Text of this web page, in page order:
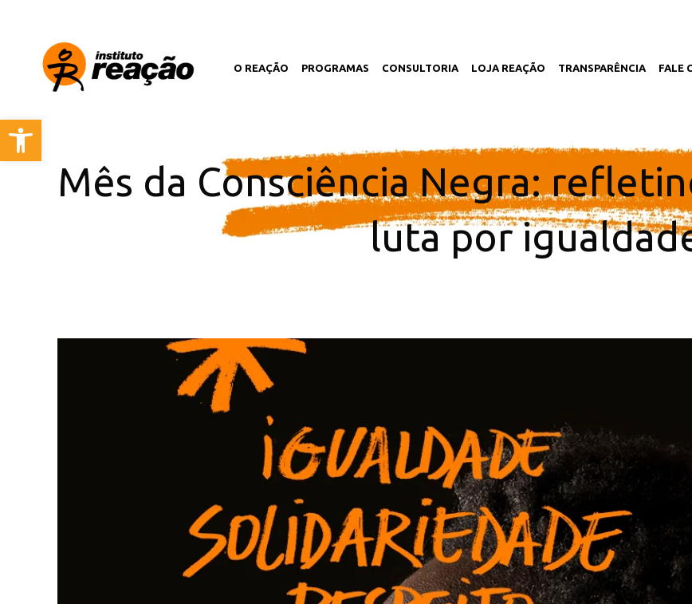
Open toolbar
O REAÇÃO PROGRAMAS CONSULTORIA LOJA REAÇÃO TRANSPARÊNCIA FALE
Mês da Consciência Negra:
luta por